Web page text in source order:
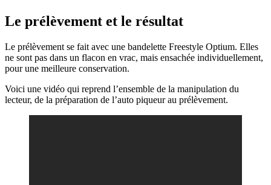
Le prélèvement et le résultat
Le prélèvement se fait avec une bandelette Freestyle Optium. Elles
ne sont pas dans un flacon en vrac, mais ensachée individuellement,
pour une meilleure conservation.
Voici une vidéo qui reprend l’ensemble de la manipulation du
lecteur, de la préparation de l’auto piqueur au prélèvement.